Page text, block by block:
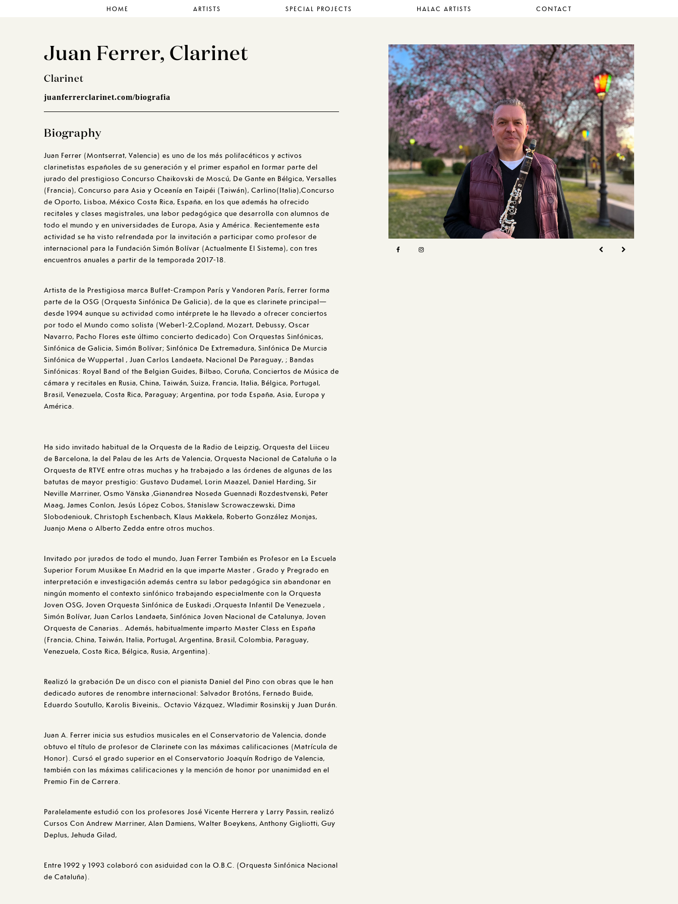
HOME ARTISTS SPECIAL PROJECTS HALAC ARTISTS CONTACT
Juan Ferrer, Clarinet
Clarinet
juanferrerclarinet.com/biografia
Biography
Juan Ferrer (Montserrat, Valencia) es uno de los más polifacéticos y activos
clarinetistas españoles de su generación y el primer español en formar parte del
jurado del prestigioso Concurso Chaikovski de Moscú, De Gante en Bélgica, Versalles
(Francia), Concurso para Asia y Oceanía en Taipéi (Taiwán), Carlino(Italia),Concurso
de Oporto, Lisboa, México Costa Rica, España, en los que además ha ofrecido
recitales y clases magistrales, una labor pedagógica que desarrolla con alumnos de
todo el mundo y en universidades de Europa, Asia y América. Recientemente esta
actividad se ha visto refrendada por la invitación a participar como profesor de
internacional para la Fundación Simón Bolívar (Actualmente El Sistema), con tres
encuentros anuales a partir de la temporada 2017-18.
Artista de la Prestigiosa marca Buffet-Crampon París y Vandoren París, Ferrer forma
parte de la OSG (Orquesta Sinfónica De Galicia), de la que es clarinete principal—
desde 1994 aunque su actividad como intérprete le ha llevado a ofrecer conciertos
por todo el Mundo como solista (Weber1-2,Copland, Mozart, Debussy, Oscar
Navarro, Pacho Flores este último concierto dedicado) Con Orquestas Sinfónicas,
Sinfónica de Galicia, Simón Bolívar; Sinfónica De Extremadura, Sinfónica De Murcia
Sinfónica de Wuppertal , Juan Carlos Landaeta, Nacional De Paraguay, ; Bandas
Sinfónicas: Royal Band of the Belgian Guides, Bilbao, Coruña, Conciertos de Música de
cámara y recitales en Rusia, China, Taiwán, Suiza, Francia, Italia, Bélgica, Portugal,
Brasil, Venezuela, Costa Rica, Paraguay; Argentina, por toda España, Asia, Europa y
América.
Ha sido invitado habitual de la Orquesta de la Radio de Leipzig, Orquesta del Liiceu
de Barcelona, ​​la del Palau de les Arts de Valencia, Orquesta Nacional de Cataluña o la
Orquesta de RTVE entre otras muchas y ha trabajado a las órdenes de algunas de las
batutas de mayor prestigio: Gustavo Dudamel, Lorin Maazel, Daniel Harding, Sir
Neville Marriner, Osmo Vänska ,Gianandrea Noseda Guennadi Rozdestvenski, Peter
Maag, James Conlon, Jesús López Cobos, Stanislaw Scrowaczewski, Dima
Slobodeniouk, Christoph Eschenbach, Klaus Makkela, Roberto González Monjas,
Juanjo Mena o Alberto Zedda entre otros muchos.
Invitado por jurados de todo el mundo, Juan Ferrer También es Profesor en La Escuela
Superior Forum Musikae En Madrid en la que imparte Master , Grado y Pregrado en
interpretación e investigación además centra su labor pedagógica sin abandonar en
ningún momento el contexto sinfónico trabajando especialmente con la Orquesta
Joven OSG, Joven Orquesta Sinfónica de Euskadi ,Orquesta Infantil De Venezuela ,
Simón Bolívar, Juan Carlos Landaeta, Sinfónica Joven Nacional de Catalunya, Joven
Orquesta de Canarias.. Además, habitualmente imparto Master Class en España
(Francia, China, Taiwán, Italia, Portugal, Argentina, Brasil, Colombia, Paraguay,
Venezuela, Costa Rica, Bélgica, Rusia, Argentina).
Realizó la grabación De un disco con el pianista Daniel del Pino con obras que le han
dedicado autores de renombre internacional: Salvador Brotóns, Fernado Buide,
Eduardo Soutullo, Karolis Biveinis,. Octavio Vázquez, Wladimir Rosinskij y Juan Durán.
Juan A. Ferrer inicia sus estudios musicales en el Conservatorio de Valencia, donde
obtuvo el título de profesor de Clarinete con las máximas calificaciones (Matrícula de
Honor). Cursó el grado superior en el Conservatorio Joaquín Rodrigo de Valencia,
también con las máximas calificaciones y la mención de honor por unanimidad en el
Premio Fin de Carrera.
Paralelamente estudió con los profesores José Vicente Herrera y Larry Passin, realizó
Cursos Con Andrew Marriner, Alan Damiens, Walter Boeykens, Anthony Gigliotti, Guy
Deplus, Jehuda Gilad,
Entre 1992 y 1993 colaboró ​​con asiduidad con la O.B.C. (Orquesta Sinfónica Nacional
de Cataluña).